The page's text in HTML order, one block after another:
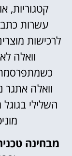
קטגוריות,
עשרות
לרכישות
וואלה
וואלה אתגר
השלילי
מבחינה